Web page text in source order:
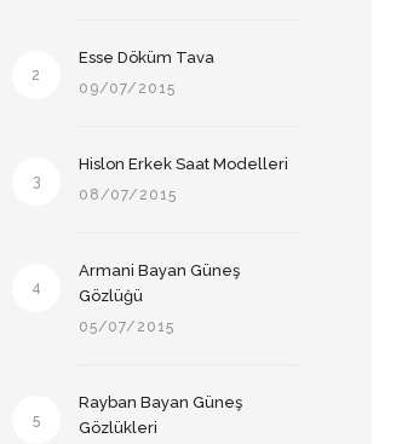
2
Esse Döküm Tava
09/07/2015
3
Hislon Erkek Saat Modelleri
08/07/2015
4
Armani Bayan Güneş
Gözlüğü
05/07/2015
5
Rayban Bayan Güneş
Gözlükleri